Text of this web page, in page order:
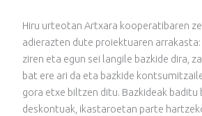
Hiru urteotan Artxara kooperatibaren
adierazten dute proiektuaren arrakasta:
ziren eta egun sei langile bazkide dira,
bat ere ari da eta bazkide
gora etxe biltzen ditu. Bazkideak baditu
deskontuak, ikastaroetan parte